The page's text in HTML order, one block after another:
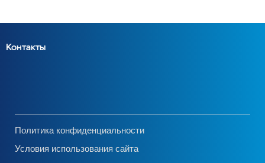
Контакты
Политика конфиденциальности
Условия использования сайта